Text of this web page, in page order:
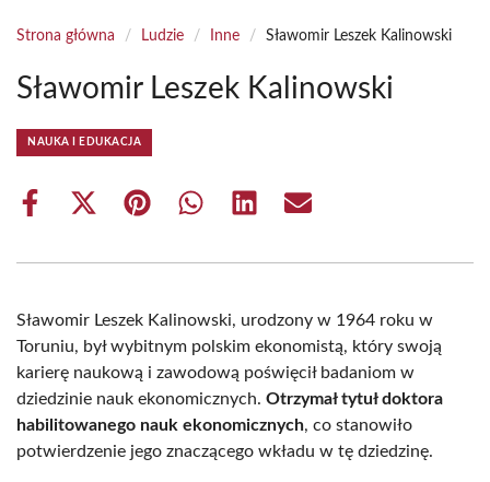
Strona główna / Ludzie / Inne / Sławomir Leszek Kalinowski
Sławomir Leszek Kalinowski
NAUKA I EDUKACJA
Share
Share
(Twitter)
Share Share Share Share
Sławomir Leszek Kalinowski, urodzony w 1964 roku w
Toruniu, był wybitnym polskim ekonomistą, który swoją
karierę naukową i zawodową poświęcił badaniom w
dziedzinie nauk ekonomicznych. Otrzymał tytuł doktora
habilitowanego nauk ekonomicznych, co stanowiło
potwierdzenie jego znaczącego wkładu w tę dziedzinę.